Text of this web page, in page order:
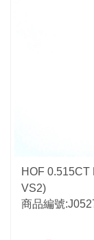
HOF 0.515CT
VS2)
商品編號